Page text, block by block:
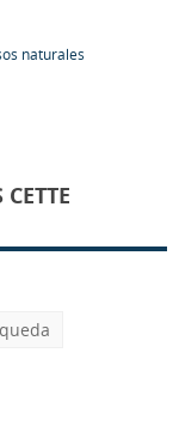
naturales